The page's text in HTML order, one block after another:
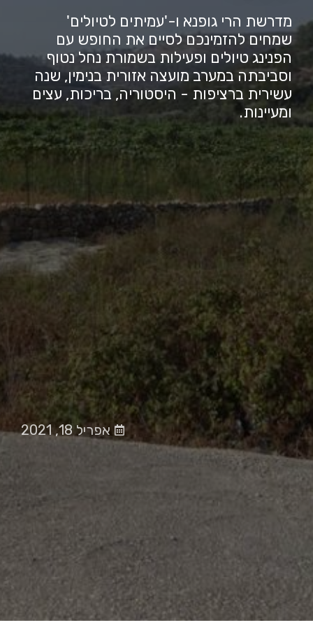
מדרשת הרי גופנא ו-'עמיתים לטיולים'
שמחים להזמינכם לסיים את החופש עם
הפנינג טיולים ופעילות בשמורת נחל נטוף
וסביבתה במערב מועצה אזורית בנימין, שנה
עשירית ברציפות - היסטוריה, בריכות, עצים
ומעיינות.
אפריל 18, 2021